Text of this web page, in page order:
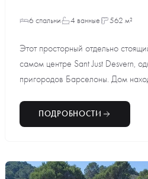
6 спальни 4 ванные 562 м²
Этот просторный отдельно
самом центре Sant Just Desvern,
пригородов Барселоны. Дом
ПОДРОБНОСТИ